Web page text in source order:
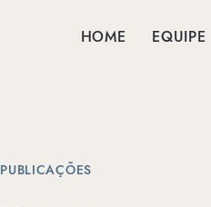
HOME EQUIPE
PUBLICAÇÕES